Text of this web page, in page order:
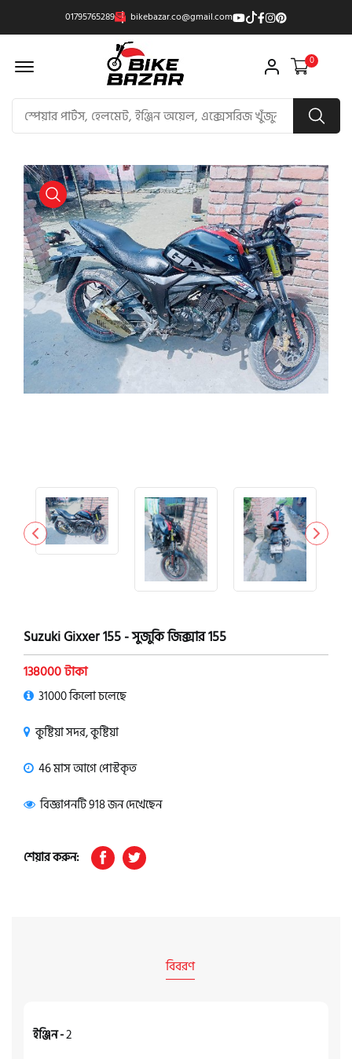
01795765289 bikebazar.co@gmail.com
Offcanvas Menu Open 0
product view
Suzuki Gixxer 155 - সুজুকি জিক্সার 155
138000 টাকা
31000 কিলো চলেছে
কুষ্টিয়া সদর, কুষ্টিয়া
46 মাস আগে পোস্টকৃত
বিজ্ঞাপনটি 918 জন দেখেছেন
শেয়ার করুন:
বিবরণ
ইঞ্জিন -2